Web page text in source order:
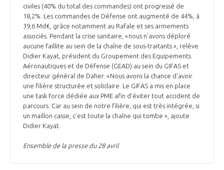
EMPLOI & FORMATION
ENVIRONNEMENT
INNOVATION
INTERNATIONALISATION
DOCUMENTS & BROCHURES
RAPPORTS D'ACTIVITÉS
civiles (40% du total des commandes) ont progressé de
18,2%. Les commandes de Défense ont augmenté de 44%, à
39,6 Md€, grâce notamment au Rafale et ses armements
associés. Pendant la crise sanitaire, « nous n'avons déploré
aucune faillite au sein de la chaîne de sous-traitants », relève
Didier Kayat, président du Groupement des Equipements
Aéronautiques et de Défense (GEAD) au sein du GIFAS et
directeur général de Daher. « Nous avons la chance d'avoir
une filière structurée et solidaire. Le GIFAS a mis en place
une task force dédiée aux PME afin d'éviter tout accident de
parcours. Car au sein de notre filière, qui est très intégrée, si
un maillon casse, c'est toute la chaîne qui tombe », ajoute
Didier Kayat.
Ensemble de la presse du 28 avril